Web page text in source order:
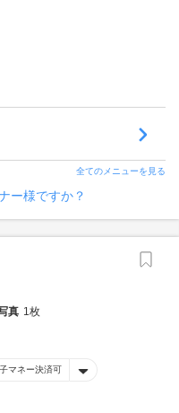
全てのメニューを見る
ー様ですか？
真 1枚
マネー決済可